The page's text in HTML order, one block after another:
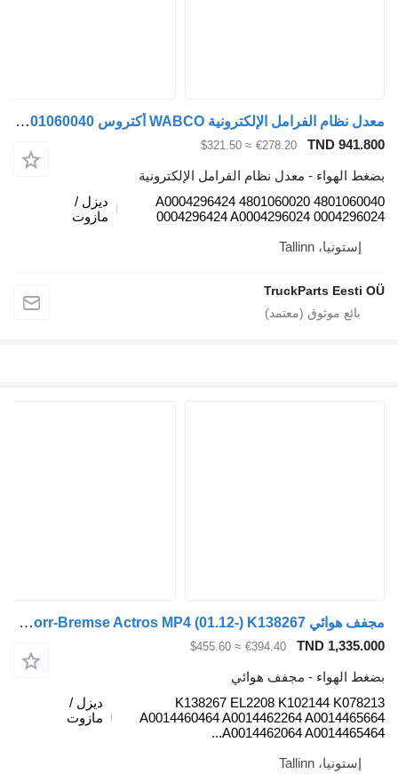
معدل نظام الفرامل الإلكترونية WABCO أكتروس mp4 (01.12-) 4801060040 لـ السيارات القاطرة Mercedes-Benz Actros MP4 Antos Arocs (2012-)
TND
€278.20
≈ $321.50
- معدل نظام الفرامل الإلكترونية
4801060040 4801060020 A0004296424
0004296424 A0004296024
ديزل /
مازوت
TruckParts
مجفف هوائي Knorr-Bremse Actros MP4 (01.12-) K138267 لـ السيارات القاطرة Mercedes-Benz Actros MP4 Antos Arocs (2012-)
TND
€394.40
≈ $455.60
- مجفف هوائي
K138267 EL2208 K102144
A0014460464 A0014462264
A0014462064
مازوت